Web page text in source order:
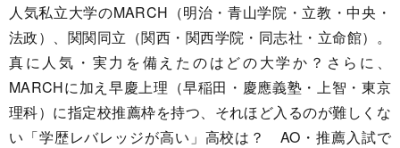
人気私立大学のMARCH（明治・青山学院・立教・中央・
法政）、関関同立（関西・関西学院・同志社・立命館）。
真に人気・実力を備えたのはどの大学か？さらに、
MARCHに加え早慶上理（早稲田・慶應義塾・上智・東京
理科）に指定校推薦枠を持つ、それほど入るのが難しくな
い「学歴レバレッジが高い」高校は？ AO・推薦入試で